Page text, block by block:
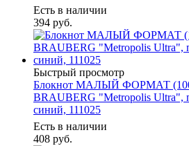
Есть в наличии
394 руб.
Быстрый просмотр
Блокнот МАЛЫЙ ФОРМАТ
BRAUBERG "Metropolis Ultra",
синий, 111025
Есть в наличии
408 руб.